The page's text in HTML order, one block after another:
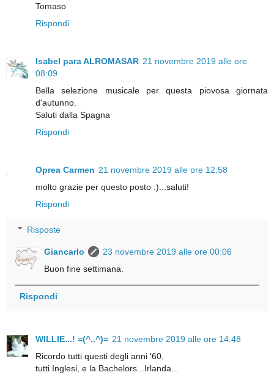
Tomaso
Rispondi
Isabel para ALROMASAR 21 novembre 2019 alle ore
08:09
Bella selezione musicale per questa piovosa giornata
d'autunno.
Saluti dalla Spagna
Rispondi
Oprea Carmen 21 novembre 2019 alle ore 12:58
molto grazie per questo posto :)...saluti!
Rispondi
Risposte
Giancarlo
23 novembre 2019 alle ore 00:06
Buon fine settimana.
Rispondi
WILLIE...! =(^..^)= 21 novembre 2019 alle ore 14:48
Ricordo tutti questi degli anni '60,
tutti Inglesi, e la Bachelors...Irlanda...